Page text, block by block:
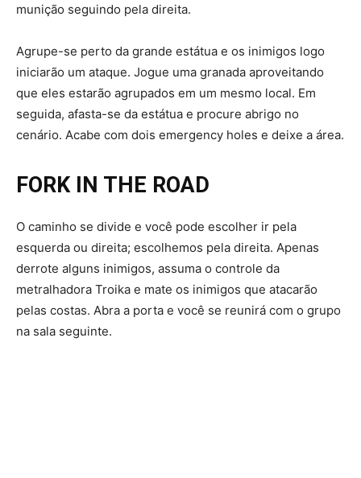
munição seguindo pela direita.
Agrupe-se perto da grande estátua e os inimigos logo
iniciarão um ataque. Jogue uma granada aproveitando
que eles estarão agrupados em um mesmo local. Em
seguida, afasta-se da estátua e procure abrigo no
cenário. Acabe com dois emergency holes e deixe a área.
FORK IN THE ROAD
O caminho se divide e você pode escolher ir pela
esquerda ou direita; escolhemos pela direita. Apenas
derrote alguns inimigos, assuma o controle da
metralhadora Troika e mate os inimigos que atacarão
pelas costas. Abra a porta e você se reunirá com o grupo
na sala seguinte.